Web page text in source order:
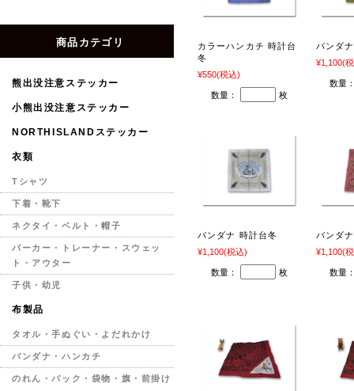
カラーハンカチ 時計台
冬
¥550(税込)
数量： 枚
バンダ
¥1,100(
数量
バンダナ 時計台冬
¥1,100(税込)
数量： 枚
バンダ
¥1,100(
数量
商品カテゴリ
熊出没注意ステッカー
小熊出没注意ステッカー
NORTHISLANDステッカー
衣類
Tシャツ
下着・靴下
ネクタイ・ベルト・帽子
パーカー・トレーナー・スウェッ
ト・アウター
子供・幼児
布製品
タオル・手ぬぐい・よだれかけ
バンダナ・ハンカチ
のれん・バック・袋物・旗・前掛け